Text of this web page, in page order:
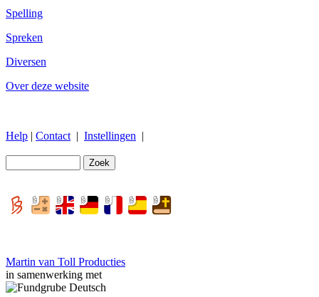
Spelling
Spreken
Diversen
Over deze website
Help | Contact | Instellingen |
Martin van Toll Producties
in samenwerking met